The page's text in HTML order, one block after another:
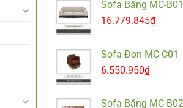
Sofa Băng MC-B01
16.779.845₫
Sofa Đơn MC-C01
6.550.950₫
Sofa Băng MC-B02